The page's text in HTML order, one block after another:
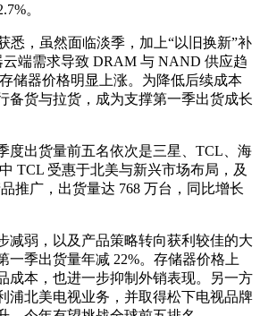
。
悉，虽然面临淡季，加上“以旧换新”补
端需求导致 DRAM 与 NAND 供应趋
储器价格明显上涨。为降低后续成本
备货与拉货，成为支撑第一季出货成长
度出货量前五名依次是三星、TCL、海
TCL 受惠于北美与新兴市场布局，及
推广，出货量达 768 万台，同比增长
减弱，以及产品策略转向获利较佳的大
一季出货量年减 22%。存储器价格上
成本，也进一步抑制外销表现。另一方
浦北美电视业务，并取得松下电视品牌